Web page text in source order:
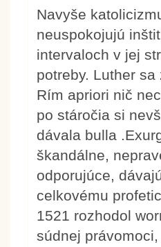
Navyše
neuspokojujú
intervaloch v jej
potreby. Luther
Rím apriori nič
po stáročia si
dávala bulla
škandálne,
odporujúce,
celkovému
1521 rozhodol
súdnej